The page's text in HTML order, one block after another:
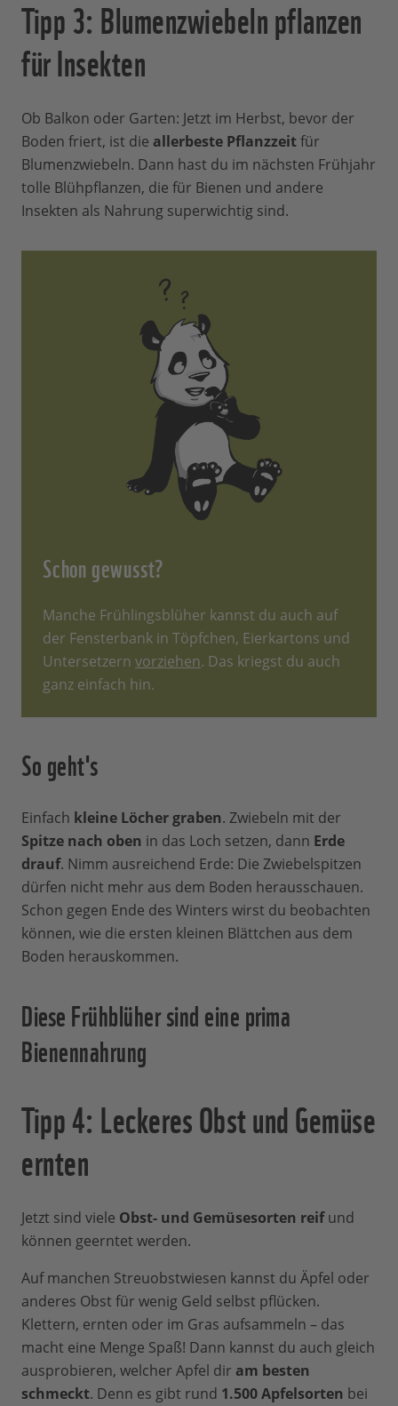
Tipp 3: Blumenzwiebeln pflanzen
für Insekten
Ob Balkon oder Garten: Jetzt im Herbst, bevor der
Boden friert, ist die allerbeste Pflanzzeitfür
Blumenzwiebeln. Dann hast du im nächsten Frühjahr
tolle Blühpflanzen, die für Bienen und andere
Insekten als Nahrung superwichtig sind.
Schon gewusst?
Manche Frühlingsblüher kannst du auch auf
der Fensterbank in Töpfchen, Eierkartons und
Untersetzern vorziehen. Das kriegst du auch
ganz einfach hin.
So geht's
Einfach kleine Löcher graben. Zwiebeln mit der
Spitze nach oben in das Loch setzen, dann Erde
drauf. Nimm ausreichend Erde: Die Zwiebelspitzen
dürfen nicht mehr aus dem Boden herausschauen.
Schon gegen Ende des Winters wirst du beobachten
können, wie die ersten kleinen Blättchen aus dem
Boden herauskommen.
Diese Frühblüher sind eine prima
Bienennahrung
Tipp 4: Leckeres Obst und Gemüse
ernten
Jetzt sind viele Obst- und Gemüsesorten reifund
können geerntet werden.
Auf manchen Streuobstwiesen kannst du Äpfel oder
anderes Obst für wenig Geld selbst pflücken.
Klettern, ernten oder im Gras aufsammeln – das
macht eine Menge Spaß! Dann kannst du auch gleich
ausprobieren, welcher Apfel dir am besten
schmeckt. Denn es gibt rund 1.500 Apfelsorten bei